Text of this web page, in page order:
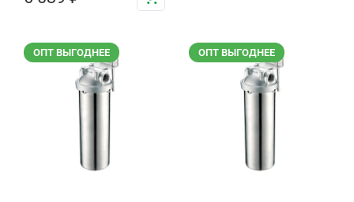
ОПТ ВЫГОДНЕЕ ОПТ ВЫГОДНЕЕ